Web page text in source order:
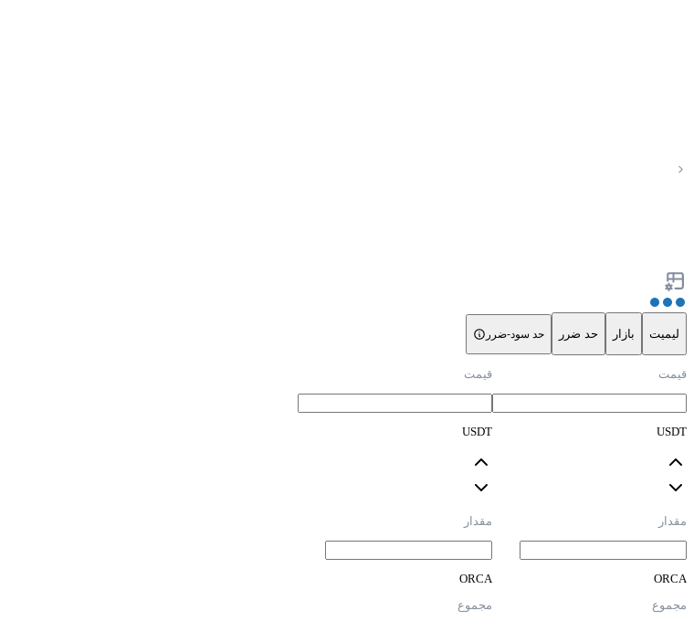
لیمیت بازار حد ضرر حد سود-ضرر
قیمت
USDT
مقدار
ORCA
مجموع
قیمت
USDT
مقدار
ORCA
مجموع